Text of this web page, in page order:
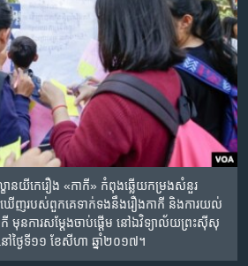
ោន​យីកេ​រឿង​ «កាកី»​ កំពុ​ងឆ្លើយ​កម្រង​​សំនួរ​
ើញ​របស់ពួកគេ​ទាក់ទង​នឹង​រឿងកាកី​ និងការយល់
មុន​ការ​សម្តែងចាប់ផ្តើម​ នៅ​ឯ​វិទ្យាល័យ​ព្រះស៊ីសុ
នៅថ្ងៃ​ទី១១​ ខែ​សីហា​ ឆ្នាំ​២០១៧។